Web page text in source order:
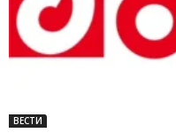
ВЕСТИ